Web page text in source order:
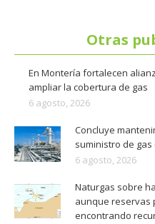
Otras
En Montería fortalecen
ampliar la cobertura de gas
6 agosto, 2026
Concluye
suministro de gas
6 agosto, 2026
Naturgas sobre
aunque reservas
encontrando